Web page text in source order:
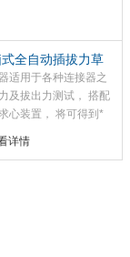
有限公司
全自动插拔力草
色板下载
适用于各种连接器之
及拔出力测试， 搭配
心装置， 将可得到*
， 视窗
详情